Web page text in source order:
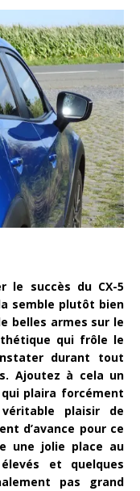
le succès du CX-5
semble plutôt bien
belles armes sur le
qui frôle le
durant tout
Ajoutez à cela un
plaira forcément
plaisir de
d’avance pour ce
une jolie place au
et quelques
pas grand